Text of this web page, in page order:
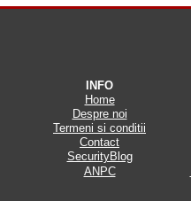
INFO
Home
Despre noi
Termeni si conditii
Contact
SecurityBlog
ANPC